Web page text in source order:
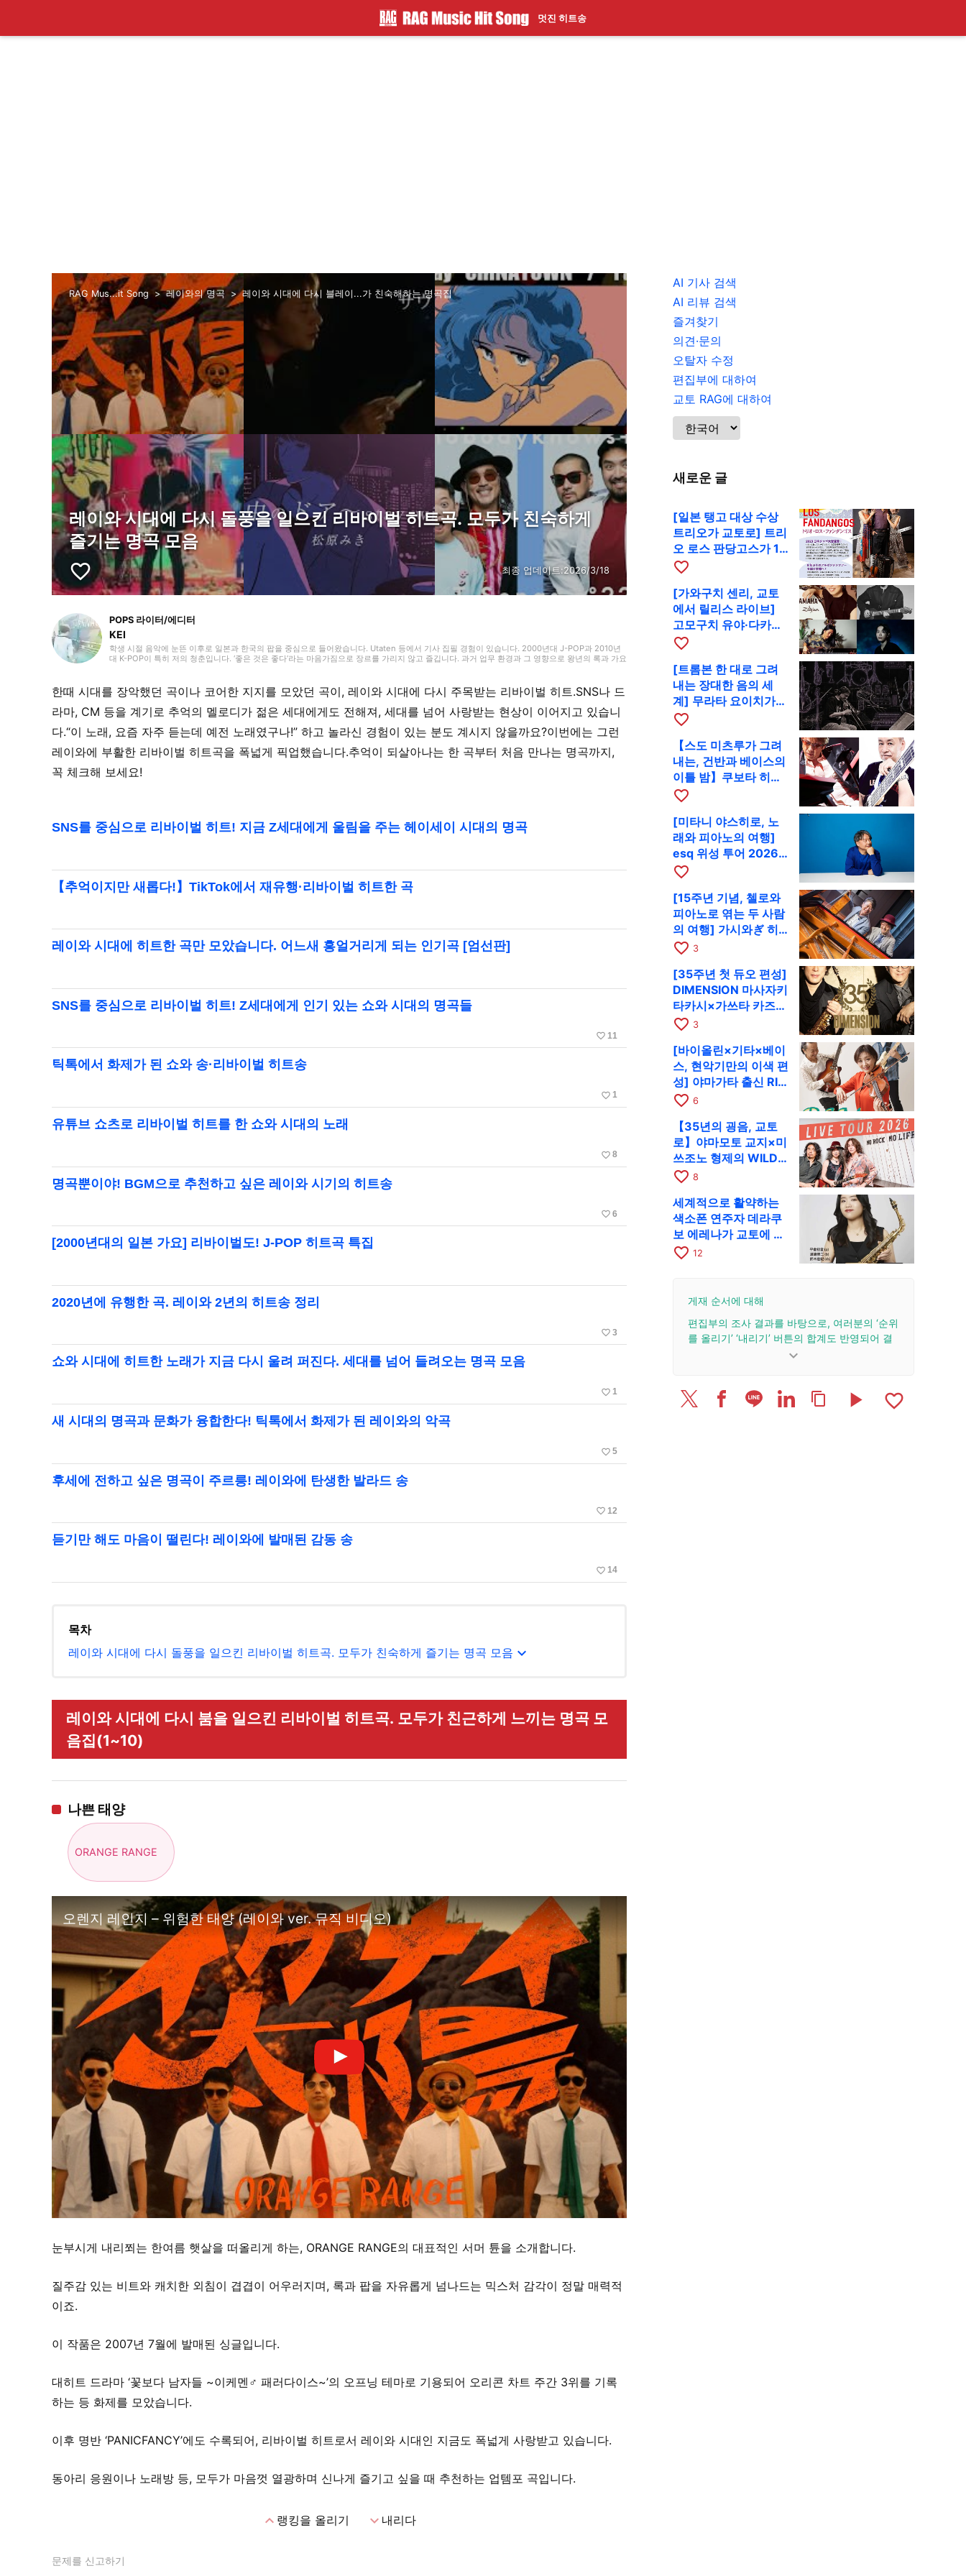
멋진 히트송
RAG Mus...it Song 레이와의 명곡 레이와 시대에 다시 블레이...가 친숙해하는 명곡집
레이와 시대에 다시 돌풍을 일으킨 리바이벌 히트곡. 모두가 친숙하게
즐기는 명곡 모음
favorite_border 최종 업데이트:2026/3/18
POPS 라이터/에디터
KEI
학생 시절 음악에 눈뜬 이후로 일본과 한국의 팝을 중심으로 들어왔습니다. Utaten 등에서 기사 집필 경험이 있습니다. 2000년대 J-POP과 2010년
대 K-POP이 특히 저의 청춘입니다. ‘좋은 것은 좋다’라는 마음가짐으로 장르를 가리지 않고 즐깁니다. 과거 업무 환경과 그 영향으로 왕년의 록과 가요
한때 시대를 장악했던 곡이나 코어한 지지를 모았던 곡이, 레이와 시대에 다시 주목받는 리바이벌 히트.SNS나 드
라마, CM 등을 계기로 추억의 멜로디가 젊은 세대에게도 전해져, 세대를 넘어 사랑받는 현상이 이어지고 있습니
다.“이 노래, 요즘 자주 듣는데 예전 노래였구나!” 하고 놀라신 경험이 있는 분도 계시지 않을까요?이번에는 그런
레이와에 부활한 리바이벌 히트곡을 폭넓게 픽업했습니다.추억이 되살아나는 한 곡부터 처음 만나는 명곡까지,
꼭 체크해 보세요!
SNS를 중심으로 리바이벌 히트! 지금 Z세대에게 울림을 주는 헤이세이 시대의 명곡
【추억이지만 새롭다!】TikTok에서 재유행·리바이벌 히트한 곡
레이와 시대에 히트한 곡만 모았습니다. 어느새 흥얼거리게 되는 인기곡 [엄선판]
SNS를 중심으로 리바이벌 히트! Z세대에게 인기 있는 쇼와 시대의 명곡들
favorite_border 11
틱톡에서 화제가 된 쇼와 송·리바이벌 히트송
favorite_border 1
유튜브 쇼츠로 리바이벌 히트를 한 쇼와 시대의 노래
favorite_border 8
명곡뿐이야! BGM으로 추천하고 싶은 레이와 시기의 히트송
favorite_border 6
[2000년대의 일본 가요] 리바이벌도! J-POP 히트곡 특집
2020년에 유행한 곡. 레이와 2년의 히트송 정리
favorite_border 3
쇼와 시대에 히트한 노래가 지금 다시 울려 퍼진다. 세대를 넘어 들려오는 명곡 모음
favorite_border 1
새 시대의 명곡과 문화가 융합한다! 틱톡에서 화제가 된 레이와의 악곡
favorite_border 5
후세에 전하고 싶은 명곡이 주르릉! 레이와에 탄생한 발라드 송
favorite_border 12
듣기만 해도 마음이 떨린다! 레이와에 발매된 감동 송
favorite_border 14
목차
레이와 시대에 다시 돌풍을 일으킨 리바이벌 히트곡. 모두가 친숙하게 즐기는 명곡 모음 expand_more
레이와 시대에 다시 붐을 일으킨 리바이벌 히트곡. 모두가 친근하게 느끼는 명곡 모
음집(1~10)
나쁜 태양
ORANGE RANGE
오렌지 레인지 – 위험한 태양 (레이와 ver. 뮤직 비디오)
눈부시게 내리쬐는 한여름 햇살을 떠올리게 하는, ORANGE RANGE의 대표적인 서머 튠을 소개합니다.
질주감 있는 비트와 캐치한 외침이 겹겹이 어우러지며, 록과 팝을 자유롭게 넘나드는 믹스처 감각이 정말 매력적
이죠.
이 작품은 2007년 7월에 발매된 싱글입니다.
대히트 드라마 ‘꽃보다 남자들 ~이케멘♂ 패러다이스~’의 오프닝 테마로 기용되어 오리콘 차트 주간 3위를 기록
하는 등 화제를 모았습니다.
이후 명반 ‘PANICFANCY’에도 수록되어, 리바이벌 히트로서 레이와 시대인 지금도 폭넓게 사랑받고 있습니다.
동아리 응원이나 노래방 등, 모두가 마음껏 열광하며 신나게 즐기고 싶을 때 추천하는 업템포 곡입니다.
expand_less랭킹을 올리기 expand_more내리다
문제를 신고하기
AI 기사 검색
AI 리뷰 검색
즐겨찾기
의견·문의
오탈자 수정
편집부에 대하여
교토 RAG에 대하여
새로운 글
[일본 탱고 대상 수상
트리오가 교토로] 트리
오 로스 판당고스가 10
월 9일 RAG에서 공연
favorite_border
[가와구치 센리, 교토
에서 릴리스 라이브]
고모구치 유야·다카하
시 요시키·도모다 준과
favorite_border
[트롬본 한 대로 그려
내는 장대한 음의 세
계] 무라타 요이치가
CD 발매 기념 투어로
favorite_border
【스도 미츠루가 그려
내는, 건반과 베이스의
이틀 밤】쿠보타 히로
시, 후지이 소라, 하나
서 공동 출연
favorite_border
[미타니 야스히로, 노
래와 피아노의 여행]
esq 위성 투어 2026
교토 공연을 10월에 개
favorite_border
[15주년 기념, 첼로와
피아노로 엮는 두 사람
의 여행] 가시와ぎ 히
로키 & 미쓰다 겐이치
RAG로
favorite_border 3
[35주년 첫 듀오 편성]
DIMENSION 마사자키
타카시×가쓰타 카즈키
가 10월 11일 교토
favorite_border 3
[바이올린×기타×베이
스, 현악기만의 이색 편
성] 야마가타 출신 RIM
이 첫 전국 투어로 8월
favorite_border 6
【35년의 굉음, 교토
로】야마모토 교지×미
쓰조노 형제의 WILD
FLAG가 8월 6일 RAG
favorite_border 8
세계적으로 활약하는
색소폰 연주자 데라쿠
보 에레나가 교토에 온
다! 콰르텟 투어 교토
favorite_border 12
게재 순서에 대해
편집부의 조사 결과를 바탕으로, 여러분의 ‘순위
를 올리기’ ‘내리기’ 버튼의 합계도 반영되어 결
2026/3/18: 기사를 공개했습니다.
keyboard_arrow_down
content_copy play_arrow favorite_border